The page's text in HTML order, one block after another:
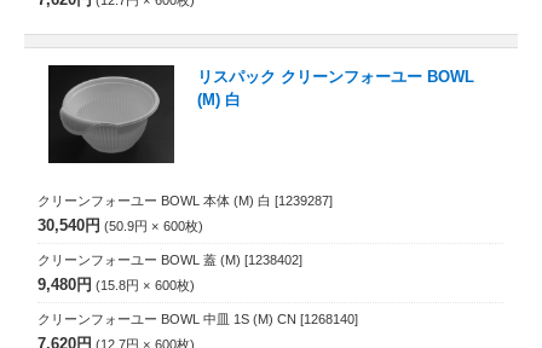
リスパック クリーンフォーユー BOWL
(M) 白
クリーンフォーユー BOWL 本体 (M) 白 [1239287]
30,540円 50.9円 600枚
クリーンフォーユー BOWL 蓋 (M) [1238402]
9,480円 15.8円 600枚
クリーンフォーユー BOWL 中皿 1S (M) CN [1268140]
7,620円 12.7円 600枚